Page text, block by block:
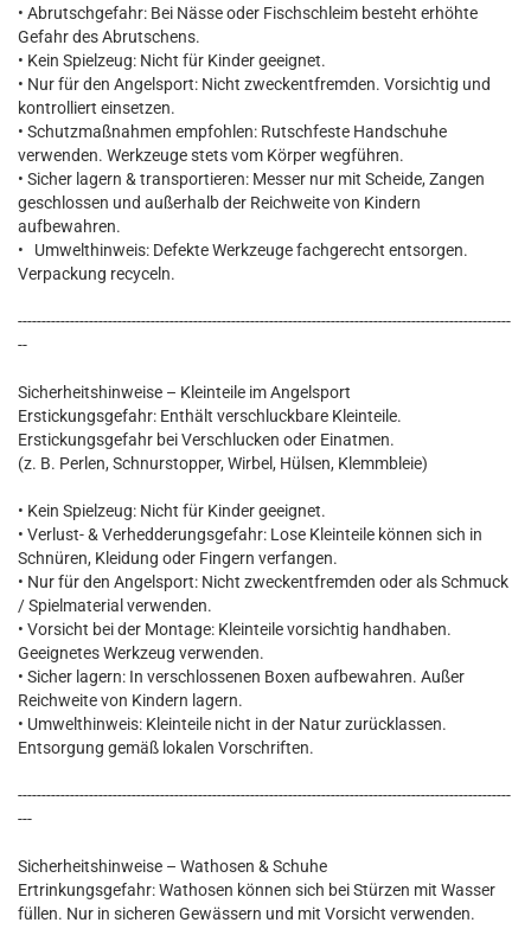
• Abrutschgefahr: Bei Nässe oder Fischschleim besteht erhöhte
Gefahr des Abrutschens.
• Kein Spielzeug: Nicht für Kinder geeignet.
• Nur für den Angelsport: Nicht zweckentfremden. Vorsichtig und
kontrolliert einsetzen.
• Schutzmaßnahmen empfohlen: Rutschfeste Handschuhe
verwenden. Werkzeuge stets vom Körper wegführen.
• Sicher lagern & transportieren: Messer nur mit Scheide, Zangen
geschlossen und außerhalb der Reichweite von Kindern
aufbewahren.
• Umwelthinweis: Defekte Werkzeuge fachgerecht entsorgen.
Verpackung recyceln.
--------------------------------------------------------------------------------------------------------
--
Sicherheitshinweise – Kleinteile im Angelsport
Erstickungsgefahr: Enthält verschluckbare Kleinteile.
Erstickungsgefahr bei Verschlucken oder Einatmen.
(z. B. Perlen, Schnurstopper, Wirbel, Hülsen, Klemmbleie)
• Kein Spielzeug: Nicht für Kinder geeignet.
• Verlust- & Verhedderungsgefahr: Lose Kleinteile können sich in
Schnüren, Kleidung oder Fingern verfangen.
• Nur für den Angelsport: Nicht zweckentfremden oder als Schmuck
/ Spielmaterial verwenden.
• Vorsicht bei der Montage: Kleinteile vorsichtig handhaben.
Geeignetes Werkzeug verwenden.
• Sicher lagern: In verschlossenen Boxen aufbewahren. Außer
Reichweite von Kindern lagern.
• Umwelthinweis: Kleinteile nicht in der Natur zurücklassen.
Entsorgung gemäß lokalen Vorschriften.
--------------------------------------------------------------------------------------------------------
---
Sicherheitshinweise – Wathosen & Schuhe
Ertrinkungsgefahr: Wathosen können sich bei Stürzen mit Wasser
füllen. Nur in sicheren Gewässern und mit Vorsicht verwenden.